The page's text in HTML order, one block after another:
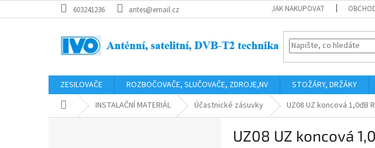
na
603241236 antes@email.cz JAK NAKUPOVAT
ZESILOVAČE ROZBOČOVAČE, SLUČOVAČE, ZDROJE,NV STOŽÁRY, DRŽÁKY
Domů INSTALAČNÍ MATERIÁL Účastnické zásuvky UZ08 UZ koncová 1,0dB
UZ08 UZ koncová